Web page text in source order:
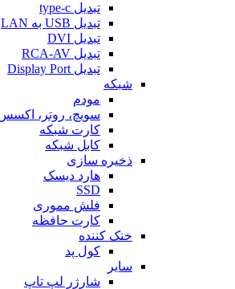
تبدیل type-c
تبدیل USB به LAN
تبدیل DVI
تبدیل RCA-AV
تبدیل Display Port
شبکه
مودم
سویچ، روتر،
کارت شبکه
کابل شبکه
ذخیره سازی
هارد دیسک
SSD
فلش مموری
کارت حافظه
خنک کننده
کول پد
سایر
شارژر لپ تاپ